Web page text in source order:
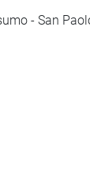
- San